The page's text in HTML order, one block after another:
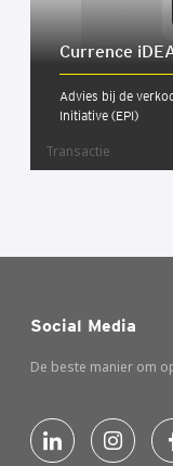
Cur­ren­ce
Advies bij de
Initiative (EPI)
Transactie
Social Media
De beste manier om